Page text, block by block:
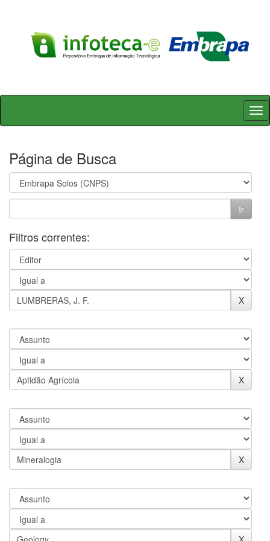
Skip
Página de Busca
Filtros correntes: